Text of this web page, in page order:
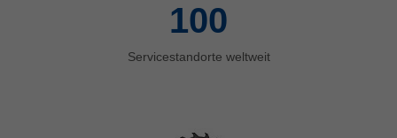
100
Servicestandorte weltweit